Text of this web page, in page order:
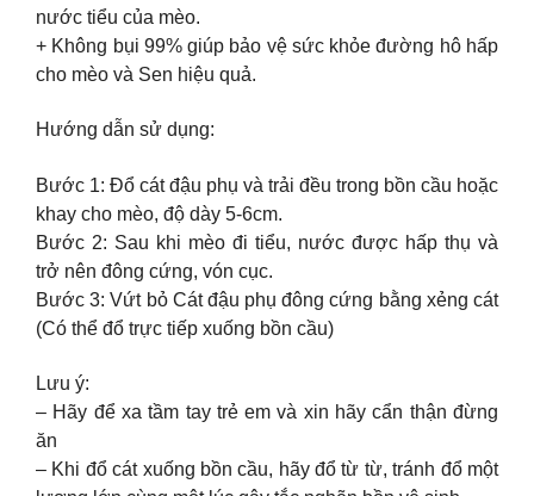
nước tiểu của mèo.
+ Không bụi 99% giúp bảo vệ sức khỏe đường hô hấp
cho mèo và Sen hiệu quả.
Hướng dẫn sử dụng:
Bước 1: Đổ cát đậu phụ và trải đều trong bồn cầu hoặc
khay cho mèo, độ dày 5-6cm.
Bước 2: Sau khi mèo đi tiểu, nước được hấp thụ và
trở nên đông cứng, vón cục.
Bước 3: Vứt bỏ Cát đậu phụ đông cứng bằng xẻng cát
(Có thể đổ trực tiếp xuống bồn cầu)
Lưu ý:
– Hãy để xa tầm tay trẻ em và xin hãy cẩn thận đừng
ăn
– Khi đổ cát xuống bồn cầu, hãy đổ từ từ, tránh đổ một